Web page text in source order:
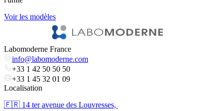
Voir les modèles
Labomoderne France
info@labomoderne.com
+33 1 42 50 50 50
+33 1 45 32 01 09
Localisation
🇫🇷 ​14 ter avenue des Louvresses,